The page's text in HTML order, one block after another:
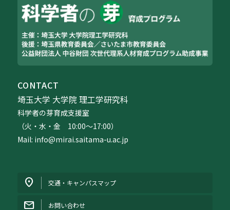
CONTACT
埼玉大学 大学院 理工学研究科
科学者の芽育成支援室
（火・水・金 10:00〜17:00）
Mail: info@mirai.saitama-u.ac.jp
交通・キャンパスマップ
お問い合わせ